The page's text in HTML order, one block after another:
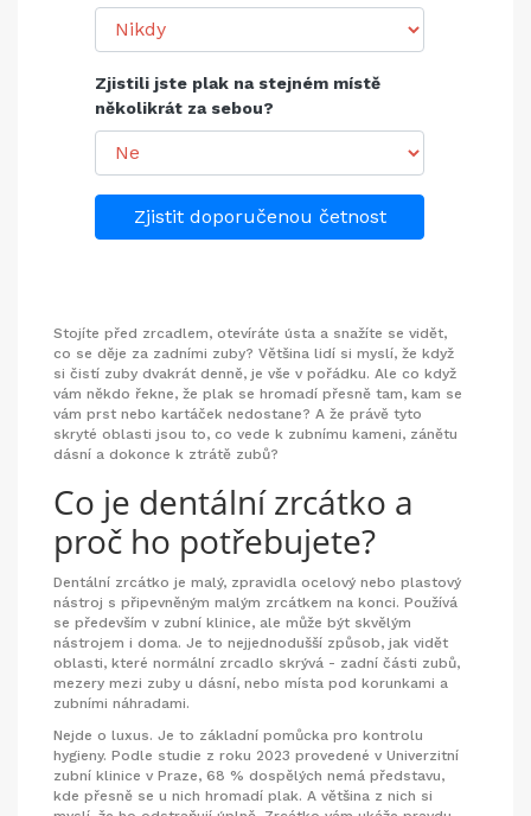
Zjistili jste plak na stejném místě
několikrát za sebou?
Zjistit doporučenou četnost
Stojíte před zrcadlem, otevíráte ústa a snažíte se vidět,
co se děje za zadními zuby? Většina lidí si myslí, že když
si čistí zuby dvakrát denně, je vše v pořádku. Ale co když
vám někdo řekne, že plak se hromadí přesně tam, kam se
vám prst nebo kartáček nedostane? A že právě tyto
skryté oblasti jsou to, co vede k zubnímu kameni, zánětu
dásní a dokonce k ztrátě zubů?
Co je dentální zrcátko a
proč ho potřebujete?
Dentální zrcátko je malý, zpravidla ocelový nebo plastový
nástroj s připevněným malým zrcátkem na konci. Používá
se především v zubní klinice, ale může být skvělým
nástrojem i doma. Je to nejjednodušší způsob, jak vidět
oblasti, které normální zrcadlo skrývá - zadní části zubů,
mezery mezi zuby u dásní, nebo místa pod korunkami a
zubními náhradami.
Nejde o luxus. Je to základní pomůcka pro kontrolu
hygieny. Podle studie z roku 2023 provedené v Univerzitní
zubní klinice v Praze, 68 % dospělých nemá představu,
kde přesně se u nich hromadí plak. A většina z nich si